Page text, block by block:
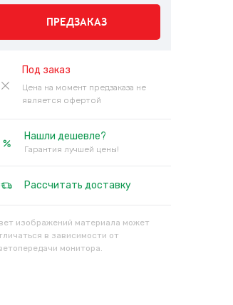
ПРЕДЗАКАЗ
Под заказ
Цена на момент предзаказа не
является офертой
Нашли дешевле?
Гарантия лучшей цены!
Рассчитать доставку
изображений материала может
в зависимости от
монитора.